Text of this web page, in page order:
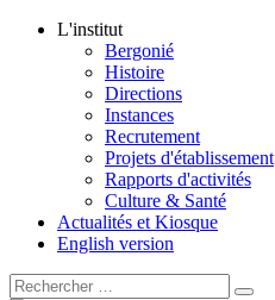
L'institut
Bergonié
Histoire
Directions
Instances
Recrutement
Projets d'établissement
Rapports d'activités
Culture & Santé
Actualités et Kiosque
English version
Rechercher :